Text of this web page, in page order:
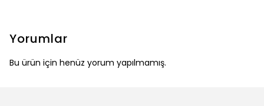
Yorumlar
Bu ürün için henüz yorum yapılmamış.